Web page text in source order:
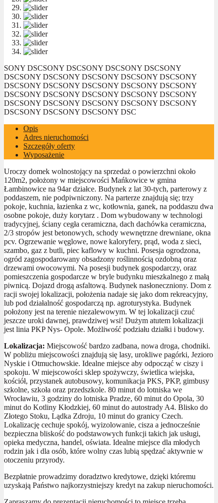
SONY DSCSONY DSCSONY DSCSONY DSCSONY
DSCSONY DSCSONY DSCSONY DSCSONY DSCSONY
DSCSONY DSCSONY DSCSONY DSCSONY DSCSONY
DSCSONY DSCSONY DSCSONY DSCSONY DSCSONY
DSCSONY DSCSONY DSCSONY DSCSONY DSCSONY
DSCSONY DSCSONY DSCSONY DSC
Opis
Adres nieruchomości
Szczegóły oferty
Wyposażenie
Uroczy domek wolnostojący na sprzedaż o powierzchni około
120m2, położony w miejscowości Mańkowice w gmina
Łambinowice na 94ar działce. Budynek z lat 30-tych, parterowy z
poddaszem, nie podpiwniczony. Na parterze znajdują się; trzy
pokoje, kuchnia, łazienka z wc, kotłownia, ganek, na poddaszu dwa
osobne pokoje, duży korytarz . Dom wybudowany w technologi
tradycyjnej, ściany cegła ceramiczna, dach dachówka ceramiczna,
2/3 stropów jest betonowych, schody wewnętrzne drewniane, okna
pcv. Ogrzewanie węglowe, nowe kaloryfery, prąd, woda z sieci,
szambo, gaz z butli, piec kaflowy w kuchni. Posesja ogrodzona,
ogród zagospodarowany obsadzony roślinnością ozdobną oraz
drzewami owocowymi. Na posesji budynek gospodarczy, oraz
pomieszczenia gospodarcze w bryle budynku mieszkalnego z małą
piwnicą. Dojazd drogą asfaltową. Budynek nasłoneczniony. Dom z
racji swojej lokalizacji, położenia nadaje się jako dom rekreacyjny,
lub pod działalność gospodarczą np. agroturystyka. Budynek
położony jest na terenie niezalewowym. W tej lokalizacji czuć
jeszcze uroki dawnej, prawdziwej wsi! Dużym atutem lokalizacji
jest linia PKP Nys- Opole. Możliwość podziału działki i budowy.
Lokalizacja: Miejscowość bardzo zadbana, nowa droga, chodniki.
W pobliżu miejscowości znajdują się lasy, urokliwe pagórki, Jezioro
Nyskie i Otmuchowskie. Idealne miejsce aby odpocząć w ciszy i
spokoju. W miejscowości sklep spożywczy, świetlica wiejska,
kościół, przystanek autobusowy, komunikacja PKS, PKP, gimbusy
szkolne, szkoła oraz przedszkole. 80 minut do lotniska we
Wrocławiu, 3 godziny do lotniska Pradze, 60 minut do Opola, 30
minut do Kotliny Kłodzkiej, 60 minut do autostrady A4. Blisko do
Złotego Stoku, Lądka Zdroju, 10 minut do granicy Czech.
Lokalizację cechuje spokój, wyizolowanie, cisza a jednocześnie
bezpieczna bliskość do podstawowych funkcji takich jak usługi,
opieka medyczna, handel, oświata. Idealne miejsce dla młodych
rodzin jak i dla osób, które wolny czas lubią spędzać aktywnie w
otoczeniu przyrody.
Bezpłatnie prowadzimy doradztwo kredytowe, dzięki któremu
uzyskają Państwo najkorzystniejszy kredyt na zakup nieruchomości.